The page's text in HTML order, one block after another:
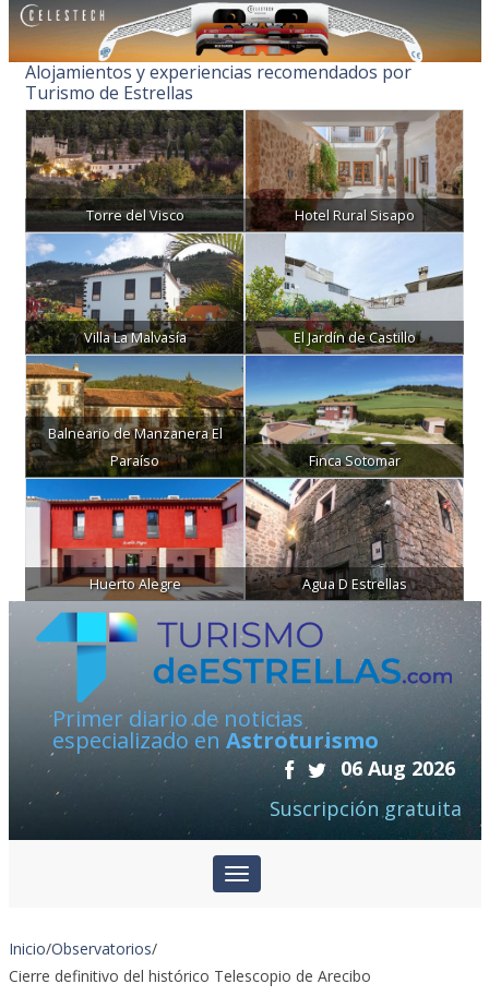
Alojamientos y experiencias recomendados por
Turismo de Estrellas
Torre del Visco Hotel Rural Sisapo
Villa La Malvasía El Jardín de Castillo
Balneario de Manzanera El
Paraíso
Finca Sotomar
Huerto Alegre Agua D Estrellas
Primer diario de noticias
especializado en Astroturismo
06 Aug 2026
Suscripción gratuita
Inicio/Observatorios/
Cierre definitivo del histórico Telescopio de Arecibo